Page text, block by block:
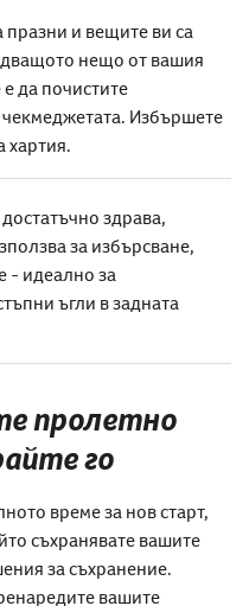
и вещите ви са
нещо от вашия
да почистите
Избършете
хартия.
здрава,
за избърсване,
- идеално за
ъгли в задната
пролетно
го
време за нов старт,
съхранявате вашите
за съхранение.
вашите